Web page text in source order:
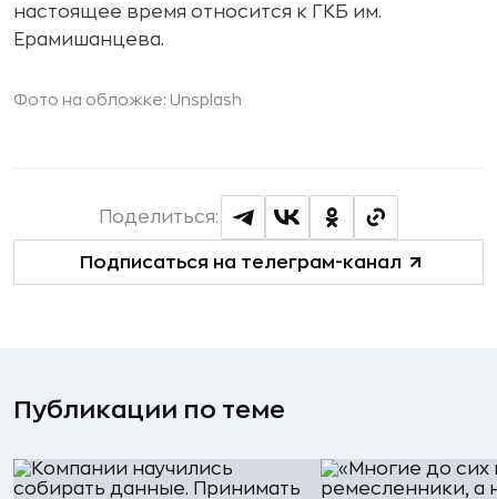
настоящее время относится к ГКБ им.
Ерамишанцева.
Фото на обложке: Unsplash
Подписаться на телеграм-канал
Поделиться:
Публикации по теме